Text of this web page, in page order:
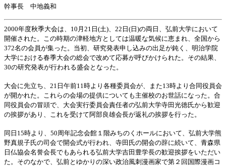
幹事長 中地義和
2000年度秋季大会は、10月21日(土)、22日(日)の両日、弘前大学において
開催された。この時期の津軽地方としては温暖な気候に恵まれ、全国から
372名の会員が集った。当初、研究発表申し込みの出足が鈍く、明治学院
大学における春季大会の総会で改めて応募が呼びかけられた。その結果、
30の研究発表が行われる盛会となった。
大会に先立ち、21日午前11時より各種委員会が、また13時より合同役員会
が開かれた。これらの会場の提供についても主催校のお世話になった。合
同役員会の冒頭で、大会実行委員会責任者の弘前大学寺田光徳氏から歓迎
の挨拶があり、これを受けて阿部良雄会長が返礼の挨拶を行った。
同日15時より、50周年記念会館１階みちのくホールにおいて、弘前大学熊
野真規子氏の司会で開会式が行われ、寺田氏の開会の辞に続いて、青森県
日仏協会名誉会長でもあられる弘前大学吉田豊学長の歓迎挨拶をいただい
た。そのなかで、弘前とゆかりの深い政治風刺漫画家で第２回国際漫画コ